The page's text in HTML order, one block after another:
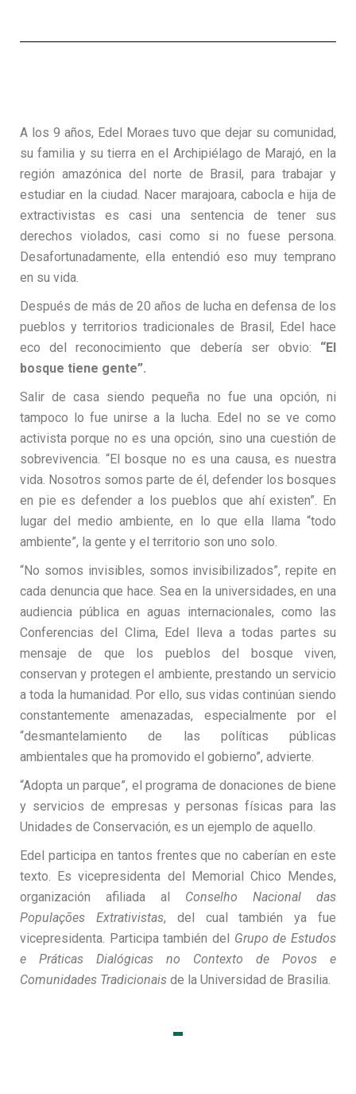
A los 9 años, Edel Moraes tuvo que dejar su comunidad,
su familia y su tierra en el Archipiélago de Marajó, en la
región amazónica del norte de Brasil, para trabajar y
estudiar en la ciudad. Nacer marajoara, caboclae hija de
extractivistas es casi una sentencia de tener sus
derechos violados, casi como si no fuese persona.
Desafortunadamente, ella entendió eso muy temprano
en su vida.
Después de más de 20 años de lucha en defensa de los
pueblos y territorios tradicionales de Brasil, Edel hace
eco del reconocimiento que debería ser obvio: “El
bosque tiene gente”.
Salir de casa siendo pequeña no fue una opción, ni
tampoco lo fue unirse a la lucha. Edel no se ve como
activista porque no es una opción, sino una cuestión de
sobrevivencia. “El bosque no es una causa, es nuestra
vida. Nosotros somos parte de él, defender los bosques
en pie es defender a los pueblos que ahí existen”. En
lugar del medio ambiente, en lo que ella llama “todo
ambiente”, la gente y el territorio son uno solo.
“No somos invisibles, somos invisibilizados”, repite en
cada denuncia que hace. Sea en la universidades, en una
audiencia pública en aguas internacionales, como las
Conferencias del Clima, Edel lleva a todas partes su
mensaje de que los pueblos del bosque viven,
conservan y protegen el ambiente, prestando un servicio
a toda la humanidad. Por ello, sus vidas continúan siendo
constantemente amenazadas, especialmente por el
“desmantelamiento de las políticas públicas
ambientales que ha promovido el gobierno”, advierte.
“Adopta un parque”, el programa de donaciones de biene
y servicios de empresas y personas físicas para las
Unidades de Conservación, es un ejemplo de aquello.
Edel participa en tantos frentes que no caberían en este
texto. Es vicepresidenta del Memorial Chico Mendes,
organización afiliada al Conselho Nacional das
Populações Extrativistas, del cual también ya fue
vicepresidenta. Participa también del Grupo de Estudos
e Práticas Dialógicas no Contexto de Povos e
Comunidades Tradicionais de la Universidad de Brasilia.